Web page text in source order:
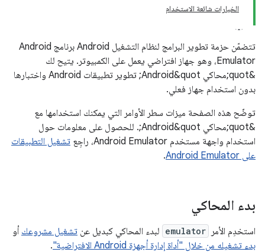
الخيارات شائعة الاستخدام
تتضمّن حزمة تطوير البرامج لنظام التشغيل Android برنامج Android
Emulator، وهو جهاز افتراضي يعمل على الكمبيوتر. يتيح لك
&quot;محاكي Android&quot; تطوير تطبيقات Android واختبارها
بدون استخدام جهاز فعلي.
توضّح هذه الصفحة ميزات سطر الأوامر التي يمكنك استخدامها مع
&quot;محاكي Android&quot;. للحصول على معلومات حول
استخدام واجهة مستخدم Android Emulator، راجِع
تشغيل التطبيقات
على Android Emulator
.
بدء المحاكي
استخدِم الأمر emulator لبدء المحاكي كبديل عن تشغيل مشروعك أو
بدء تشغيله من خلال "أداة إدارة أجهزة Android الافتراضية"
.